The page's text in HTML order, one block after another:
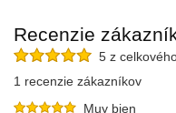
Recenzie
5 z
1 recenzie zákazníkov
Muy bien